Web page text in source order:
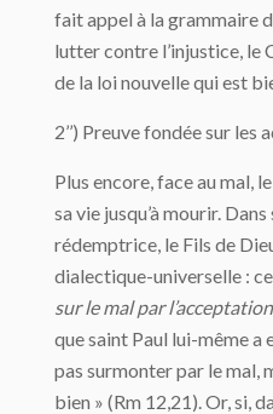
fait appel à la grammaire
lutter contre l’injustice, le
de la loi nouvelle qui est
2’’) Preuve fondée sur les
Plus encore, face au mal,
sa vie jusqu’à mourir.
rédemptrice, le Fils de
dialectique-universelle :
sur le mal par
que saint Paul lui-même a
pas surmonter par le mal,
bien » (Rm 12,21). Or, si,